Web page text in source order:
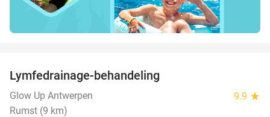
Lymfedrainage-behandeling
Glow Up Antwerpen 9.9 star
Rumst (9 km)